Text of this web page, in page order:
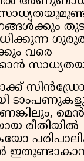
വരെ
സിൻഡ്രോം
രീതിയിൽ